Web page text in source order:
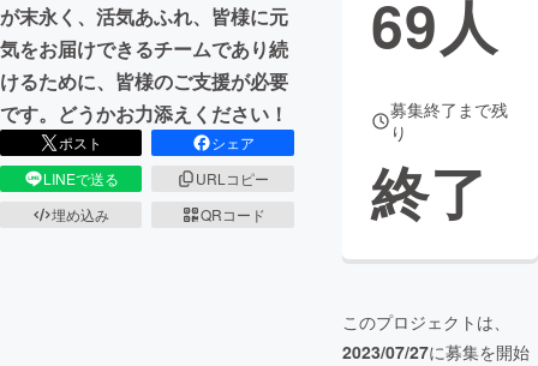
が末永く、活気あふれ、皆様に元
気をお届けできるチームであり続
けるために、皆様のご支援が必要
です。どうかお力添えください！
ポスト
シェア
LINEで送る
URLコピー
埋め込み
QRコード
69人
募集終了まで残
り
終了
このプロジェクトは、
2023/07/27に募集を開始